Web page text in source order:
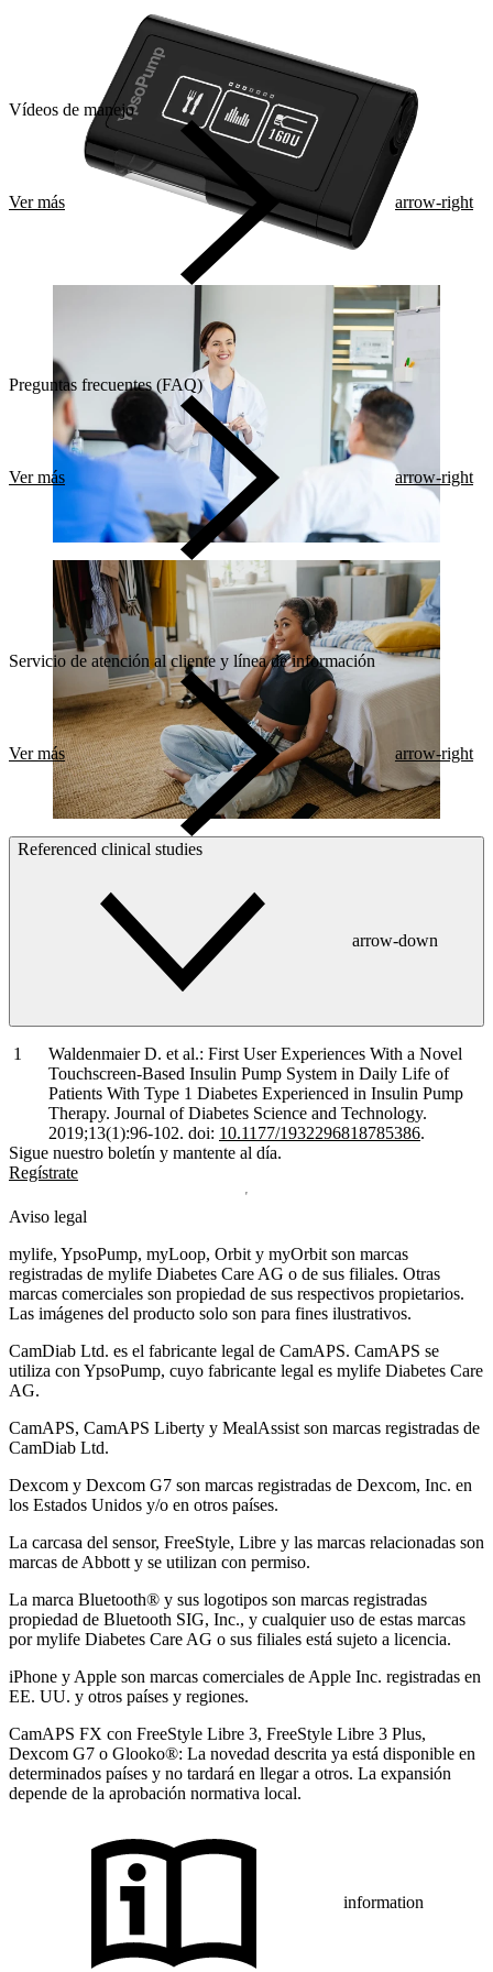
Vídeos de manejo
Ver más arrow-right
Preguntas frecuentes (FAQ)
Ver más arrow-right
Servicio de atención al cliente y línea de información
Ver más arrow-right
Referenced clinical studies
arrow-down
Waldenmaier D. et al.: First User Experiences With a Novel
Touchscreen-Based Insulin Pump System in Daily Life of
Patients With Type 1 Diabetes Experienced in Insulin Pump
Therapy. Journal of Diabetes Science and Technology.
2019;13(1):96-102. doi: 10.1177/1932296818785386.
Sigue nuestro boletín y mantente al día.
Regístrate
Aviso legal
mylife, YpsoPump, myLoop, Orbit y myOrbit son marcas
registradas de mylife Diabetes Care AG o de sus filiales. Otras
marcas comerciales son propiedad de sus respectivos propietarios.
Las imágenes del producto solo son para fines ilustrativos.
CamDiab Ltd. es el fabricante legal de CamAPS. CamAPS se
utiliza con YpsoPump, cuyo fabricante legal es mylife Diabetes Care
AG.
CamAPS, CamAPS Liberty y MealAssist son marcas registradas de
CamDiab Ltd.
Dexcom y Dexcom G7 son marcas registradas de Dexcom, Inc. en
los Estados Unidos y/o en otros países.
La carcasa del sensor, FreeStyle, Libre y las marcas relacionadas son
marcas de Abbott y se utilizan con permiso.
La marca Bluetooth® y sus logotipos son marcas registradas
propiedad de Bluetooth SIG, Inc., y cualquier uso de estas marcas
por mylife Diabetes Care AG o sus filiales está sujeto a licencia.
iPhone y Apple son marcas comerciales de Apple Inc. registradas en
EE. UU. y otros países y regiones.
CamAPS FX con FreeStyle Libre 3, FreeStyle Libre 3 Plus,
Dexcom G7 o Glooko®: La novedad descrita ya está disponible en
determinados países y no tardará en llegar a otros. La expansión
depende de la aprobación normativa local.
information